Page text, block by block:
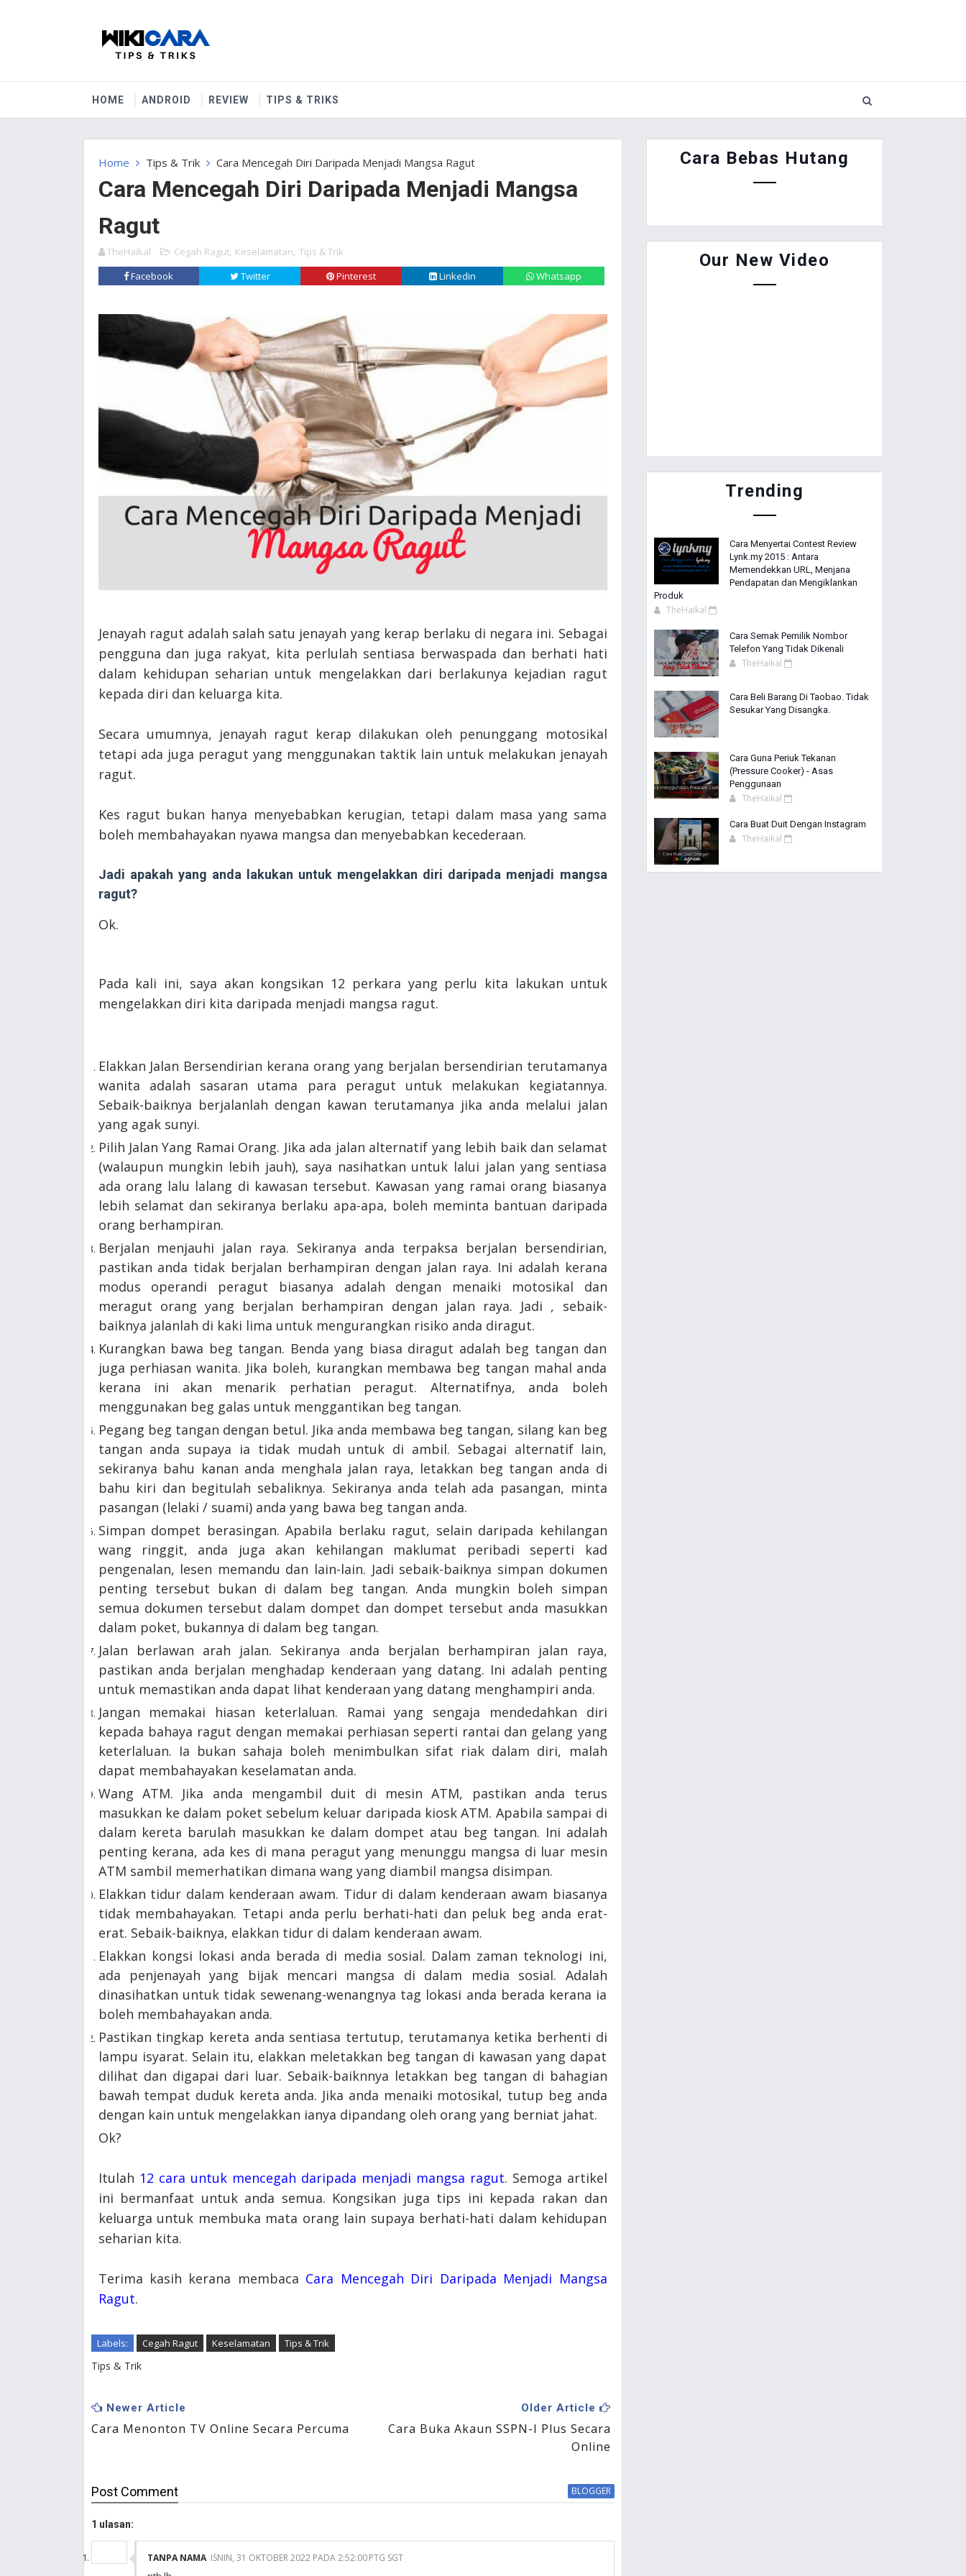
HOME ANDROID REVIEW TIPS & TRIKS
Home Tips & Trik Cara Mencegah Diri Daripada Menjadi Mangsa Ragut
Cara Mencegah Diri Daripada Menjadi Mangsa
Ragut
TheHaikal Cegah Ragut, Keselamatan, Tips & Trik
Facebook
Twitter Pinterest Linkedin Whatsapp
Jenayah ragut adalah salah satu jenayah yang kerap berlaku di negara ini. Sebagai
pengguna dan juga rakyat, kita perlulah sentiasa berwaspada dan berhati hati
dalam kehidupan seharian untuk mengelakkan dari berlakunya kejadian ragut
kepada diri dan keluarga kita.
Secara umumnya, jenayah ragut kerap dilakukan oleh penunggang motosikal
tetapi ada juga peragut yang menggunakan taktik lain untuk melakukan jenayah
ragut.
Kes ragut bukan hanya menyebabkan kerugian, tetapi dalam masa yang sama
boleh membahayakan nyawa mangsa dan menyebabkan kecederaan.
Jadi apakah yang anda lakukan untuk mengelakkan diri daripada menjadi mangsa
ragut?
Ok.
Pada kali ini, saya akan kongsikan 12 perkara yang perlu kita lakukan untuk
mengelakkan diri kita daripada menjadi mangsa ragut.
Elakkan Jalan Bersendirian kerana orang yang berjalan bersendirian terutamanya
wanita adalah sasaran utama para peragut untuk melakukan kegiatannya.
Sebaik-baiknya berjalanlah dengan kawan terutamanya jika anda melalui jalan
yang agak sunyi.
Pilih Jalan Yang Ramai Orang. Jika ada jalan alternatif yang lebih baik dan selamat
(walaupun mungkin lebih jauh), saya nasihatkan untuk lalui jalan yang sentiasa
ada orang lalu lalang di kawasan tersebut. Kawasan yang ramai orang biasanya
lebih selamat dan sekiranya berlaku apa-apa, boleh meminta bantuan daripada
orang berhampiran.
Berjalan menjauhi jalan raya. Sekiranya anda terpaksa berjalan bersendirian,
pastikan anda tidak berjalan berhampiran dengan jalan raya. Ini adalah kerana
modus operandi peragut biasanya adalah dengan menaiki motosikal dan
meragut orang yang berjalan berhampiran dengan jalan raya. Jadi , sebaik-
baiknya jalanlah di kaki lima untuk mengurangkan risiko anda diragut.
Kurangkan bawa beg tangan. Benda yang biasa diragut adalah beg tangan dan
juga perhiasan wanita. Jika boleh, kurangkan membawa beg tangan mahal anda
kerana ini akan menarik perhatian peragut. Alternatifnya, anda boleh
menggunakan beg galas untuk menggantikan beg tangan.
Pegang beg tangan dengan betul. Jika anda membawa beg tangan, silang kan beg
tangan anda supaya ia tidak mudah untuk di ambil. Sebagai alternatif lain,
sekiranya bahu kanan anda menghala jalan raya, letakkan beg tangan anda di
bahu kiri dan begitulah sebaliknya. Sekiranya anda telah ada pasangan, minta
pasangan (lelaki / suami) anda yang bawa beg tangan anda.
Simpan dompet berasingan. Apabila berlaku ragut, selain daripada kehilangan
wang ringgit, anda juga akan kehilangan maklumat peribadi seperti kad
pengenalan, lesen memandu dan lain-lain. Jadi sebaik-baiknya simpan dokumen
penting tersebut bukan di dalam beg tangan. Anda mungkin boleh simpan
semua dokumen tersebut dalam dompet dan dompet tersebut anda masukkan
dalam poket, bukannya di dalam beg tangan.
Jalan berlawan arah jalan. Sekiranya anda berjalan berhampiran jalan raya,
pastikan anda berjalan menghadap kenderaan yang datang. Ini adalah penting
untuk memastikan anda dapat lihat kenderaan yang datang menghampiri anda.
Jangan memakai hiasan keterlaluan. Ramai yang sengaja mendedahkan diri
kepada bahaya ragut dengan memakai perhiasan seperti rantai dan gelang yang
keterlaluan. Ia bukan sahaja boleh menimbulkan sifat riak dalam diri, malah
dapat membahayakan keselamatan anda.
Wang ATM. Jika anda mengambil duit di mesin ATM, pastikan anda terus
masukkan ke dalam poket sebelum keluar daripada kiosk ATM. Apabila sampai di
dalam kereta barulah masukkan ke dalam dompet atau beg tangan. Ini adalah
penting kerana, ada kes di mana peragut yang menunggu mangsa di luar mesin
ATM sambil memerhatikan dimana wang yang diambil mangsa disimpan.
Elakkan tidur dalam kenderaan awam. Tidur di dalam kenderaan awam biasanya
tidak membahayakan. Tetapi anda perlu berhati-hati dan peluk beg anda erat-
erat. Sebaik-baiknya, elakkan tidur di dalam kenderaan awam.
Elakkan kongsi lokasi anda berada di media sosial. Dalam zaman teknologi ini,
ada penjenayah yang bijak mencari mangsa di dalam media sosial. Adalah
dinasihatkan untuk tidak sewenang-wenangnya tag lokasi anda berada kerana ia
boleh membahayakan anda.
Pastikan tingkap kereta anda sentiasa tertutup, terutamanya ketika berhenti di
lampu isyarat. Selain itu, elakkan meletakkan beg tangan di kawasan yang dapat
dilihat dan digapai dari luar. Sebaik-baiknnya letakkan beg tangan di bahagian
bawah tempat duduk kereta anda. Jika anda menaiki motosikal, tutup beg anda
dengan kain untuk mengelakkan ianya dipandang oleh orang yang berniat jahat.
Ok?
Itulah 12 cara untuk mencegah daripada menjadi mangsa ragut. Semoga artikel
ini bermanfaat untuk anda semua. Kongsikan juga tips ini kepada rakan dan
keluarga untuk membuka mata orang lain supaya berhati-hati dalam kehidupan
seharian kita.
Terima kasih kerana membaca Cara Mencegah Diri Daripada Menjadi Mangsa
Ragut.
Labels: Cegah Ragut Keselamatan Tips & Trik
Tips & Trik
Newer Article
Cara Menonton TV Online Secara Percuma
Older Article
Cara Buka Akaun SSPN-I Plus Secara
Online
Post Comment BLOGGER
1 ulasan:
TANPA NAMA ISNIN, 31 OKTOBER 2022 PADA 2:52:00 PTG SGT
Cara Bebas Hutang
Our New Video
Trending
Cara Menyertai Contest Review
Lynk.my 2015 : Antara
Memendekkan URL, Menjana
Pendapatan dan Mengiklankan
Produk
TheHaikal
Cara Semak Pemilik Nombor
Telefon Yang Tidak Dikenali
TheHaikal
Cara Beli Barang Di Taobao. Tidak
Sesukar Yang Disangka.
Cara Guna Periuk Tekanan
(Pressure Cooker) - Asas
Penggunaan
TheHaikal
Cara Buat Duit Dengan Instagram
TheHaikal